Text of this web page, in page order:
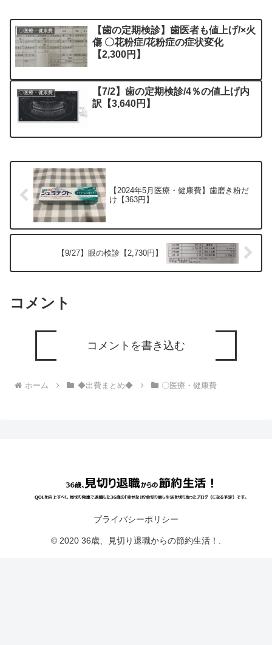
〇医療・健康費
【歯の定期検診】歯医者も値上げ/×火
傷 〇花粉症/花粉症の症状変化
【2,300円】
〇医療・健康費
【7/2】歯の定期検診/4％の値上げ内
訳【3,640円】
【2024年5月医療・健康費】歯磨き粉だ
け【363円】
【9/27】眼の検診【2,730円】
コメント
コメントを書き込む
ホーム ◆出費まとめ◆ 〇医療・健康費
プライバシーポリシー
© 2020 36歳、見切り退職からの節約生活！.